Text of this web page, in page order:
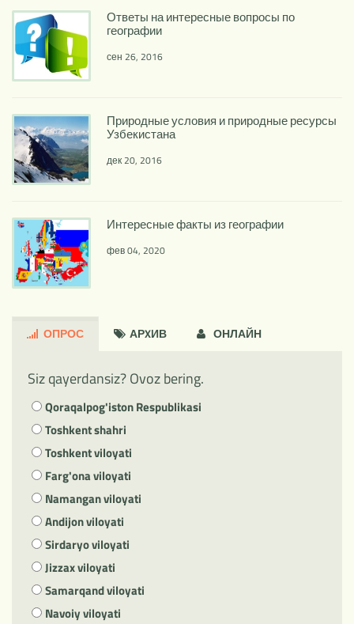
Ответы на интересные вопросы по
географии
сен 26, 2016
Природные условия и природные ресурсы
Узбекистана
дек 20, 2016
Интересные факты из географии
фев 04, 2020
ОПРОС АРXИВ ОНЛАЙН
Siz qayerdansiz? Ovoz bering.
Qoraqalpog'iston Respublikasi
Toshkent shahri
Toshkent viloyati
Farg'ona viloyati
Namangan viloyati
Andijon viloyati
Sirdaryo viloyati
Jizzax viloyati
Samarqand viloyati
Navoiy viloyati